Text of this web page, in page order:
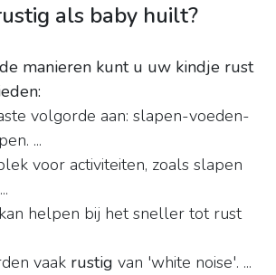
als baby huilt?
manieren kunt u uw kindje rust
volgorde aan: slapen-voeden-
...
voor activiteiten, zoals slapen
helpen bij het sneller tot rust
vaak rustig van 'white noise'. ...